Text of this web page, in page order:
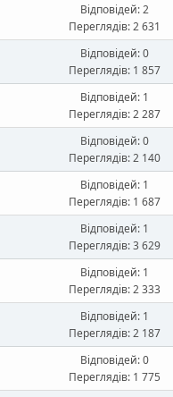
Відповідей: 2
Переглядів: 2 631
Відповідей: 0
Переглядів: 1 857
Відповідей: 1
Переглядів: 2 287
Відповідей: 0
Переглядів: 2 140
Відповідей: 1
Переглядів: 1 687
Відповідей: 1
Переглядів: 3 629
Відповідей: 1
Переглядів: 2 333
Відповідей: 1
Переглядів: 2 187
Відповідей: 0
Переглядів: 1 775